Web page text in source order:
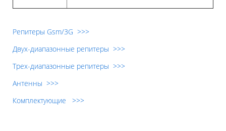
Репитеры Gsm/3G >>>
Двух-диапазонные репитеры >>>
Трех-диапазонные репитеры >>>
Антенны >>>
Комплектующие >>>